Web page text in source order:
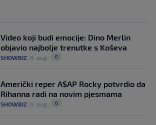
Video koji budi emocije: Dino Merlin
objavio najbolje trenutke s Koševa
SHOWBIZ 6. aug. 0
Američki reper A$AP Rocky potvrdio da
Rihanna radi na novim pjesmama
SHOWBIZ 6. aug. 0